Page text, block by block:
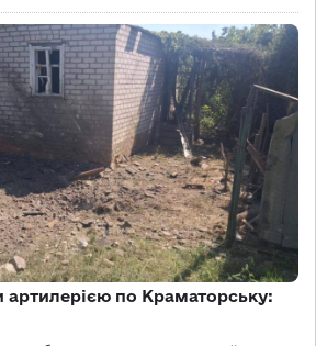
артилерією по Краматорську: